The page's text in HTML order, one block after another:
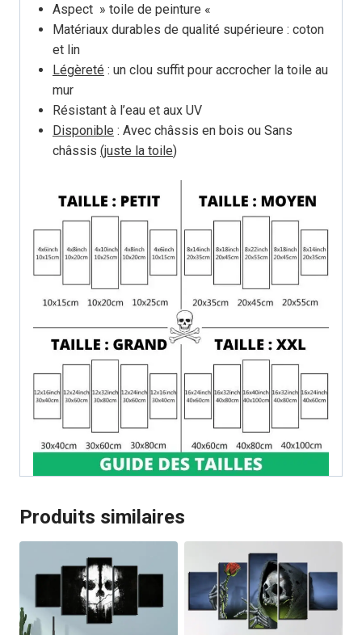
Aspect » toile de peinture «
Matériaux durables de qualité supérieure : coton
et lin
Légèreté : un clou suffit pour accrocher la toile au
mur
Résistant à l’eau et aux UV
Disponible : Avec châssis en bois ou Sans
châssis (juste la toile)
Produits similaires